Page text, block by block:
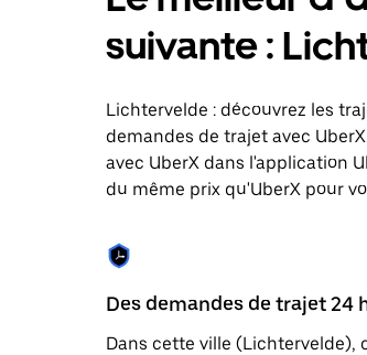
le
calendrier
et
date.
Appuyez
sur
la
touche
fermer
le
suivante :
Lichtervelde : découvrez les
demandes de trajet avec
avec UberX dans l'application
du même prix qu'UberX pour
Des demandes de trajet 24
Dans cette ville (Lichtervelde),